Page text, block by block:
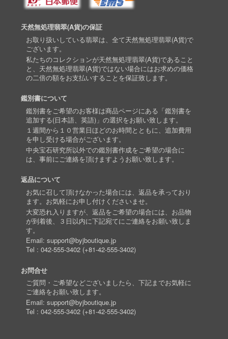
天然無処理翡翠(A貨)の保証
お取り扱いしている翡翠は、全て天然無処理翡翠(A貨)で
ございます。
私たちのコレクションが天然無処理翡翠(A貨)であること
と、天然無処理翡翠(A貨)ではない場合にはお求めの価格
の二倍の額をお支払いすることを保証致します。
鑑別書について
鑑別書をご希望のお客様は商品ページにある「鑑別書を
追加する(日本語、英語)」の選択をお願い致します。
１週間から１０営業日ほどのお時間とともに、追加費用
を申し受ける場合がございます。
中央宝石研究所以外での鑑別書作成をご希望の場合に
は、事前にご連絡を頂けますようお願い致します。
返品について
お気に召して頂けなかった場合には、返品を承っており
ます。お気軽にお申し付けくださいませ。
大変恐れ入りますが、返品をご希望の場合には、お品物
が到着後、３日以内に下記宛てにご連絡をお願い致しま
す。
Email: support@byjboutique.jp
Tel : 042-555-3402(+81-42-555-3402)
お問合せ
ご質問・ご希望などございましたら、下記までお気軽に
ご連絡をお願い致します。
Email: support@byjboutique.jp
Tel : 042-555-3402(+81-42-555-3402)